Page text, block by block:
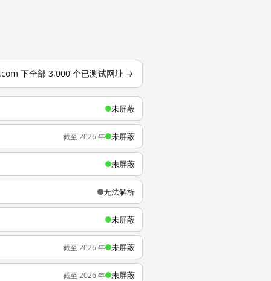
下全部 3,000 个已测试网址 →
未屏蔽
截至 2026 年 未屏蔽
未屏蔽
无法解析
未屏蔽
截至 2026 年 未屏蔽
截至 2026 年 未屏蔽